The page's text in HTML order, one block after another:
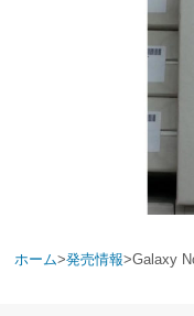
ホーム>発売情報>Galaxy